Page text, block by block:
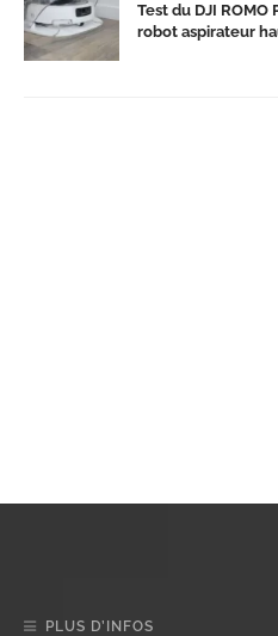
Test du DJI ROMO
robot aspirateur
PLUS D’INFOS